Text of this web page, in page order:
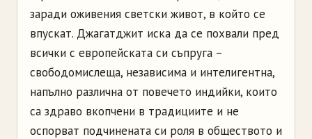
заради оживения светски живот, в който се
впускат. Джагатджит иска да се похвали пред
всички с европейската си съпруга –
свободомислеща, независима и интелигентна,
напълно различна от повечето индийки, които
са здраво вкопчени в традициите и не
оспорват подчинената си роля в обществото и